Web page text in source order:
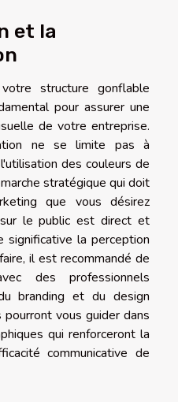
et la
structure gonflable
pour assurer une
de votre entreprise.
ne se limite pas à
des couleurs de
stratégique qui doit
que vous désirez
le public est direct et
significative la perception
il est recommandé de
des professionnels
branding et du design
vous guider dans
qui renforceront la
communicative de